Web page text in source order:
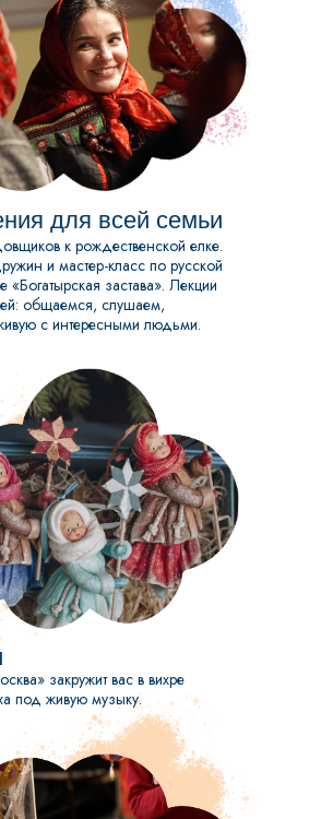
закружит вас в вихре
под живую музыку.
для всей семьи
к рождественской елке.
и мастер-класс по русской
«Богатырская застава». Лекции
общаемся, слушаем,
с интересными людьми.